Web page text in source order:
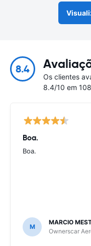
8.4
Os clientes
8.4/10 em
Boa.
Boa.
M
MARCIO
Ownerscar